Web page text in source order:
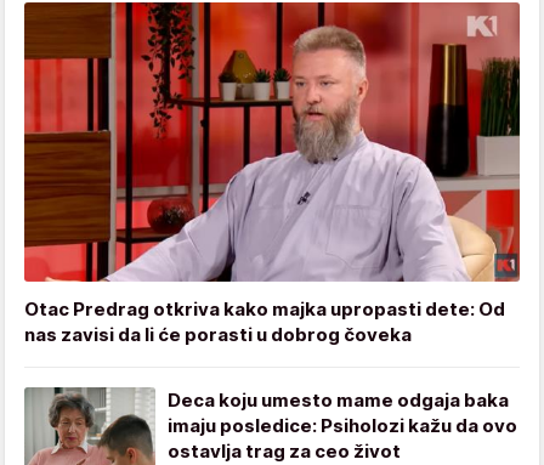
Otac Predrag otkriva kako majka upropasti dete: Od
nas zavisi da li će porasti u dobrog čoveka
Deca koju umesto mame odgaja baka
imaju posledice: Psiholozi kažu da ovo
ostavlja trag za ceo život